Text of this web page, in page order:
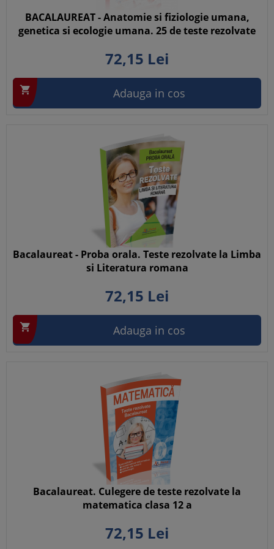
BACALAUREAT - Anatomie si fiziologie umana,
genetica si ecologie umana. 25 de teste rezolvate
72,15 Lei
 Adauga in cos
Bacalaureat - Proba orala. Teste rezolvate la Limba
si Literatura romana
72,15 Lei
 Adauga in cos
Bacalaureat. Culegere de teste rezolvate la
matematica clasa 12 a
72,15 Lei